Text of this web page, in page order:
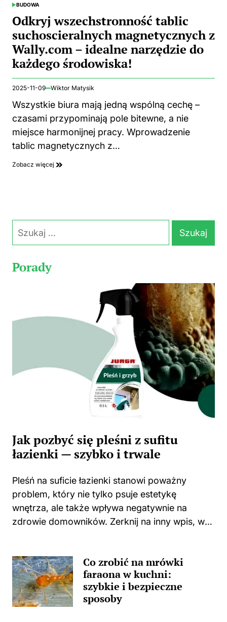
POSTED
BUDOWA
Odkryj wszechstronność tablic
suchoscieralnych magnetycznych z
Wally.com – idealne narzędzie do
każdego środowiska!
2025-11-09 Wiktor Matysik
Wszystkie biura mają jedną wspólną cechę –
czasami przypominają pole bitewne, a nie
miejsce harmonijnej pracy. Wprowadzenie
tablic magnetycznych z…
Zobacz więcej
Szukaj:
Porady
Jak pozbyć się pleśni z sufitu
łazienki — szybko i trwale
Pleśń na suficie łazienki stanowi poważny
problem, który nie tylko psuje estetykę
wnętrza, ale także wpływa negatywnie na
zdrowie domowników. Zerknij na inny wpis, w
nieprzyjemna towarzyszka? Główną
przyczyną...
Co zrobić na mrówki
faraona w kuchni:
szybkie i bezpieczne
sposoby